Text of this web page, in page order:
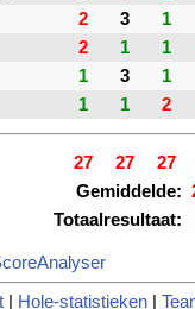
2 3 1
2 1 1
1 3 1
1 1 2
27 27 27
Gemiddelde:
Totaalresultaat:
| Hole-statistieken|